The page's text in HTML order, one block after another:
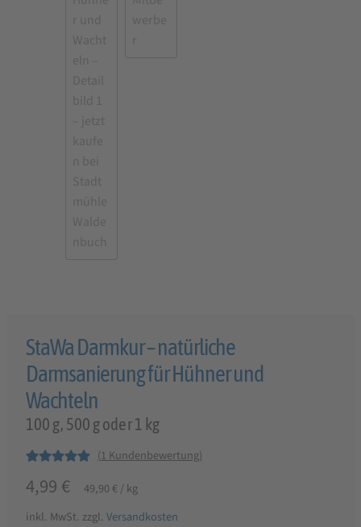
StaWa Darmkur – natürliche
Darmsanierung für Hühner und
Wachteln
100 g, 500 g oder 1 kg
5.00von 5,
basierend auf
(1Kundenbewertung)
4,99 € 49,90 € /kg
inkl. MwSt. zzgl. Versandkosten